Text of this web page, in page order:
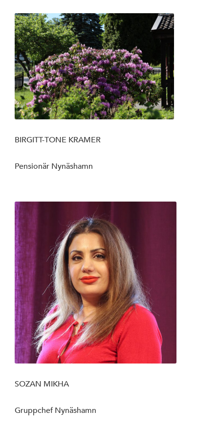
BIRGITT-TONE KRAMER
Pensionär Nynäshamn
SOZAN MIKHA
Gruppchef Nynäshamn